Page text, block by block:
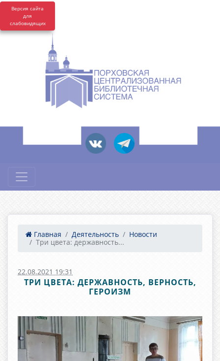
Версия сайта
для
слабовидящих
Главная Деятельность
Новости
Три цвета: державность...
22.08.2021 19:31
ТРИ ЦВЕТА: ДЕРЖАВНОСТЬ, ВЕРНОСТЬ,
ГЕРОИЗМ